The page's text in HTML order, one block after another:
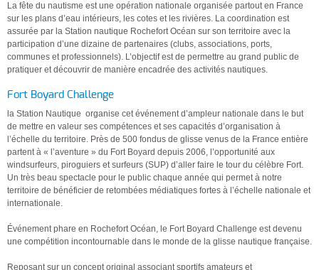
La fête du nautisme est une opération nationale organisée partout en France
sur les plans d’eau intérieurs, les cotes et les rivières. La coordination est
assurée par la Station nautique Rochefort Océan sur son territoire avec la
participation d’une dizaine de partenaires (clubs, associations, ports,
communes et professionnels). L’objectif est de permettre au grand public de
pratiquer et découvrir de manière encadrée des activités nautiques.
Fort Boyard Challenge
la Station Nautique organise cet événement d’ampleur nationale dans le but
de mettre en valeur ses compétences et ses capacités d’organisation à
l’échelle du territoire. Près de 500 fondus de glisse venus de la France entière
partent à « l’aventure » du Fort Boyard depuis 2006, l’opportunité aux
windsurfeurs, piroguiers et surfeurs (SUP) d’aller faire le tour du célèbre Fort.
Un très beau spectacle pour le public chaque année qui permet à notre
territoire de bénéficier de retombées médiatiques fortes à l’échelle nationale et
internationale.
Événement phare en Rochefort Océan, le Fort Boyard Challenge est devenu
une compétition incontournable dans le monde de la glisse nautique française.
Reposant sur un concept original associant sportifs amateurs et